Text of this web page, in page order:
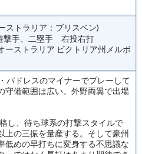
ストラリア：ブリスベン)
撃手、二塁手 右投右打
ーストラリア ビクトリア州メルボ
パドレスのマイナーでプレーして
守備範囲は広い。外野両翼で出場
し、待ち球系の打撃スタイルで
上の三振を量産する。そして豪州
低めの早打ちに変身する不思議な